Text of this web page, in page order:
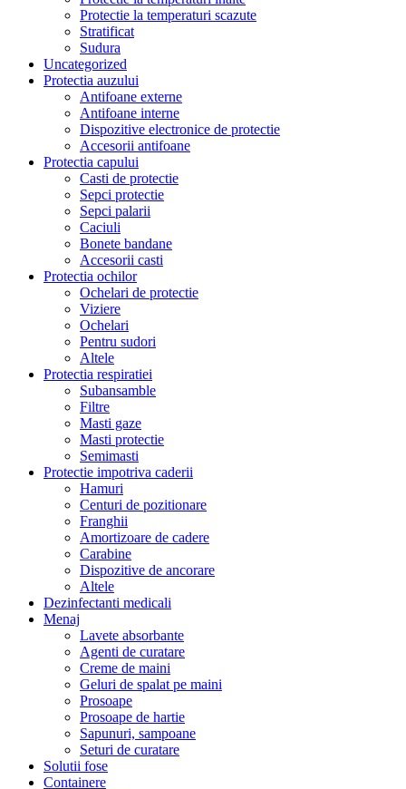
Protectie la temperaturi scazute
Stratificat
Sudura
Uncategorized
Protectia auzului
Antifoane externe
Antifoane interne
Dispozitive electronice de protectie
Accesorii antifoane
Protectia capului
Casti de protectie
Sepci protectie
Sepci palarii
Caciuli
Bonete bandane
Accesorii casti
Protectia ochilor
Ochelari de protectie
Viziere
Ochelari
Pentru sudori
Altele
Protectia respiratiei
Subansamble
Filtre
Masti gaze
Masti protectie
Semimasti
Protectie impotriva caderii
Hamuri
Centuri de pozitionare
Franghii
Amortizoare de cadere
Carabine
Dispozitive de ancorare
Altele
Dezinfectanti medicali
Menaj
Lavete absorbante
Agenti de curatare
Creme de maini
Geluri de spalat pe maini
Prosoape
Prosoape de hartie
Sapunuri, sampoane
Seturi de curatare
Solutii fose
Containere